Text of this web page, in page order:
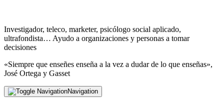
Investigador, teleco, marketer, psicólogo social aplicado,
ultrafondista… Ayudo a organizaciones y personas a tomar
decisiones
«Siempre que enseñes enseña a la vez a dudar de lo que enseñas»,
José Ortega y Gasset
Navigation